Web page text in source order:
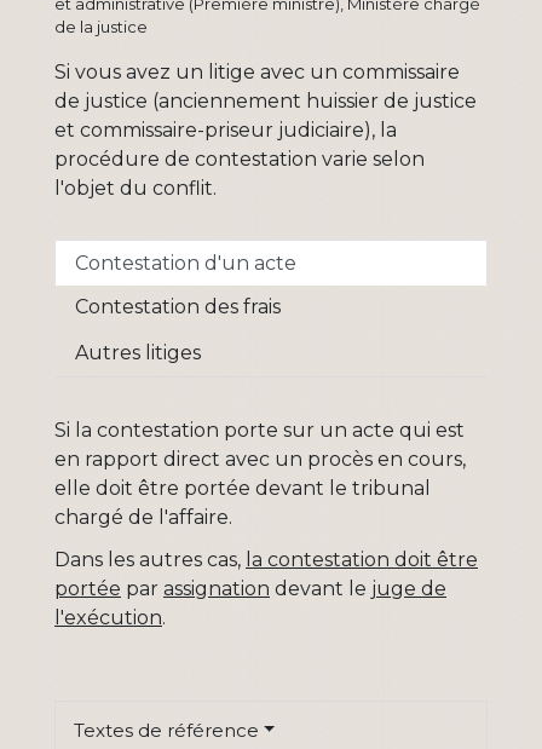
de la justice
Si vous avez un litige avec un commissaire
de justice (anciennement huissier de justice
et commissaire-priseur judiciaire), la
procédure de contestation varie selon
l'objet du conflit.
Contestation d'un acte
Contestation des frais
Autres litiges
Si la contestation porte sur un acte qui est
en rapport direct avec un procès en cours,
elle doit être portée devant le tribunal
chargé de l'affaire.
Dans les autres cas, la contestation doit être
portée par assignation devant le juge de
l'exécution.
Textes de référence